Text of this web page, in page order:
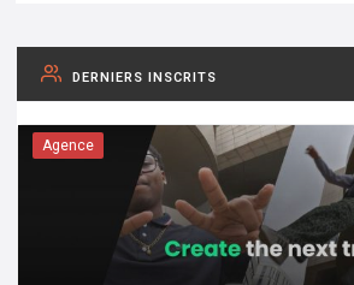
DERNIERS INSCRITS
Agence